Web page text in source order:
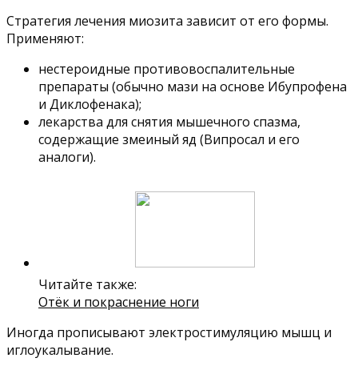
Стратегия лечения миозита зависит от его формы.
Применяют:
нестероидные противовоспалительные
препараты (обычно мази на основе Ибупрофена
и Диклофенака);
лекарства для снятия мышечного спазма,
содержащие змеиный яд (Випросал и его
аналоги).
Читайте также:
Отёк и покраснение ноги
Иногда прописывают электростимуляцию мышц и
иглоукалывание.